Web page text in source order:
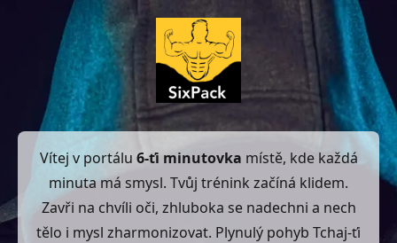
Vítej v portálu 6-ťi minutovka místě, kde každá
minuta má smysl. Tvůj trénink začíná klidem.
Zavři na chvíli oči, zhluboka se nadechni a nech
tělo i mysl zharmonizovat. Plynulý pohyb Tchaj-ťi